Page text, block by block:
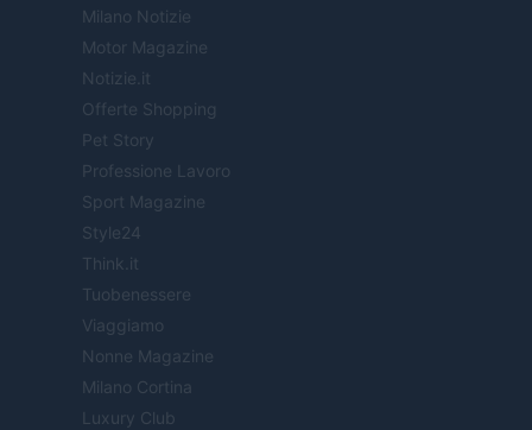
Milano Notizie
Motor Magazine
Notizie.it
Offerte Shopping
Pet Story
Professione Lavoro
Sport Magazine
Style24
Think.it
Tuobenessere
Viaggiamo
Nonne Magazine
Milano Cortina
Luxury Club